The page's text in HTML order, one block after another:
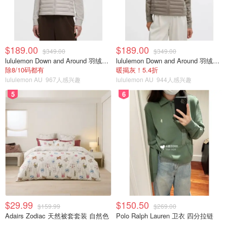
$189.00 $349.00
lululemon Down and Around 羽绒夹克
除8/10码都有
lululemon AU 967人感兴趣
$189.00 $349.00
lululemon Down and Around 羽绒夹克
暖揭灰！5.4折
lululemon AU 944人感兴趣
5
$29.99 $159.99
Adairs Zodiac 天然被套套装 自然色
6
$150.50 $269.00
Polo Ralph Lauren 卫衣 四分拉链